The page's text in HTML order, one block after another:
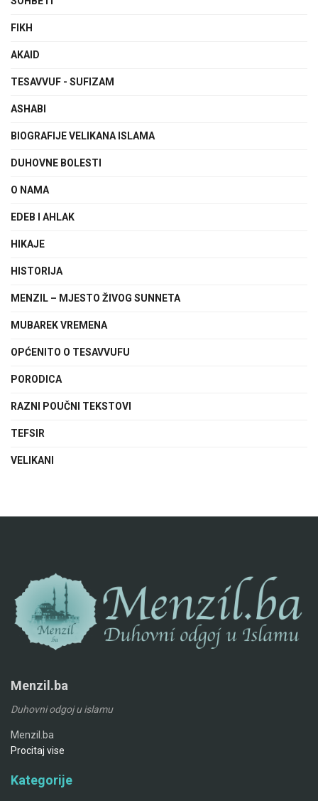
FIKH
AKAID
TESAVVUF - SUFIZAM
ASHABI
BIOGRAFIJE VELIKANA ISLAMA
DUHOVNE BOLESTI
O NAMA
EDEB I AHLAK
HIKAJE
HISTORIJA
MENZIL – MJESTO ŽIVOG SUNNETA
MUBAREK VREMENA
OPĆENITO O TESAVVUFU
PORODICA
RAZNI POUČNI TEKSTOVI
TEFSIR
VELIKANI
Menzil.ba
Duhovni odgoj u islamu
Menzil.ba
Procitaj vise
Kategorije